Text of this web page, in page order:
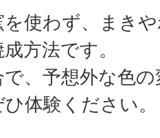
使わず、まき
方法です。
、予想外な色
体験ください。